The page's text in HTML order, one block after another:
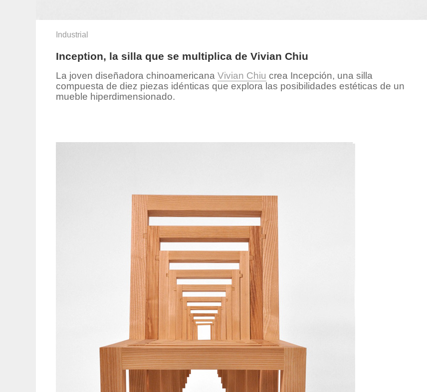
Industrial
Inception, la silla que se multiplica de Vivian Chiu
La joven diseñadora chinoamericana Vivian Chiu crea Incepción, una silla
compuesta de diez piezas idénticas que explora las posibilidades estéticas de un
mueble hiperdimensionado.